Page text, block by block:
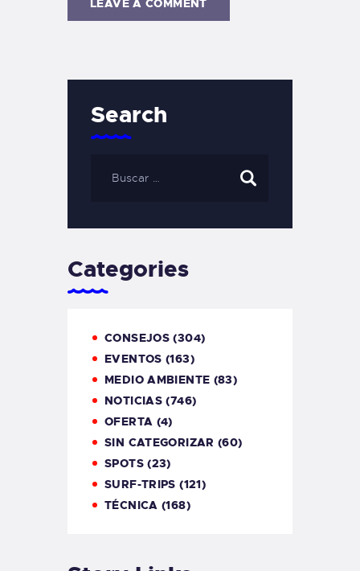
Search
Categories
CONSEJOS (304)
EVENTOS (163)
MEDIO AMBIENTE (83)
NOTICIAS (746)
OFERTA (4)
SIN CATEGORIZAR (60)
SPOTS(23)
SURF-TRIPS (121)
TÉCNICA (168)